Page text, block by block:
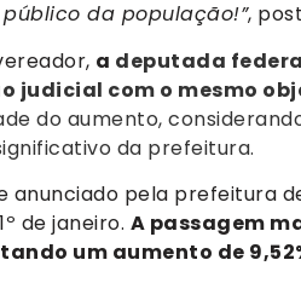
da população!”,
a deputada
judicial com o mesmo
do aumento,
da prefeitura.
anunciado pela prefeitura
de janeiro. A passagem
um aumento de